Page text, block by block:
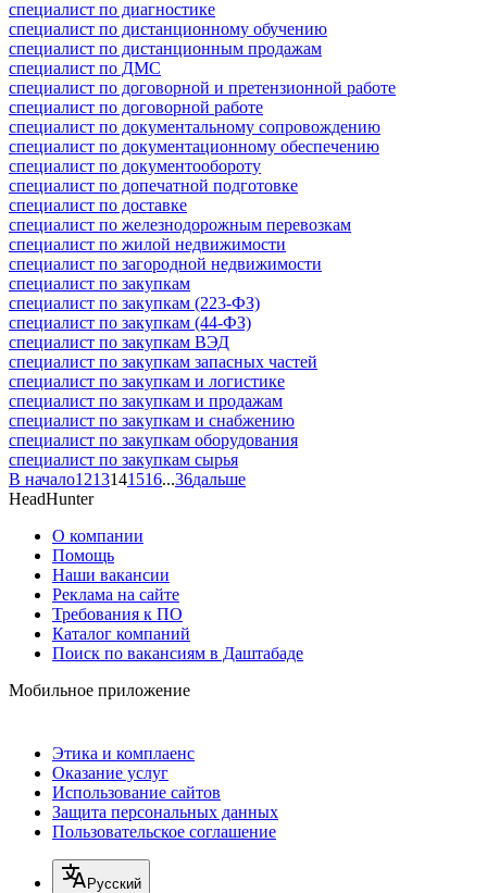
специалист по диагностике
специалист по дистанционному обучению
специалист по дистанционным продажам
специалист по ДМС
специалист по договорной и претензионной работе
специалист по договорной работе
специалист по документальному сопровождению
специалист по документационному обеспечению
специалист по документообороту
специалист по допечатной подготовке
специалист по доставке
специалист по железнодорожным перевозкам
специалист по жилой недвижимости
специалист по загородной недвижимости
специалист по закупкам
специалист по закупкам (223-ФЗ)
специалист по закупкам (44-ФЗ)
специалист по закупкам ВЭД
специалист по закупкам запасных частей
специалист по закупкам и логистике
специалист по закупкам и продажам
специалист по закупкам и снабжению
специалист по закупкам оборудования
специалист по закупкам сырья
В начало1213141516...36дальше
HeadHunter
О компании
Помощь
Наши вакансии
Реклама на сайте
Требования к ПО
Каталог компаний
Поиск по вакансиям в Даштабаде
Мобильное приложение
Этика и комплаенс
Оказание услуг
Использование сайтов
Защита персональных данных
Пользовательское соглашение
Русский